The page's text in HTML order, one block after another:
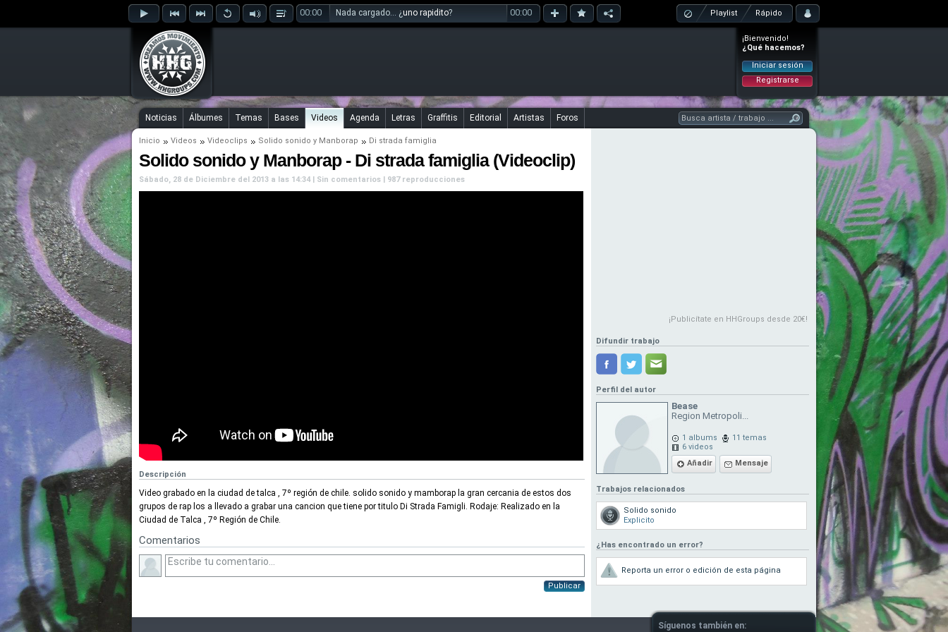
00:00 Nada cargado... ¿uno rapidito? 00:00 Playlist Rápido
¡Bienvenido!
¿Qué hacemos?
Iniciar sesión
Registrarse
Noticias Álbumes Temas Bases Videos Agenda Letras Graffitis Editorial Artistas Foros
Inicio Videos Videoclips Solido sonido y Manborap Di strada famiglia
Solido sonido y Manborap - Di strada famiglia (Videoclip)
Sábado, 28 de Diciembre del 2013 a las 14:34 | Sin comentarios | 987 reproducciones
Descripción
Video grabado en la ciudad de talca , 7º región de chile. solido sonido y mamborap la gran cercania de estos dos
grupos de rap los a llevado a grabar una cancion que tiene por titulo Di Strada Famigli. Rodaje: Realizado en la
Ciudad de Talca , 7º Región de Chile.
Comentarios
Publicar
¡Publicítate en HHGroups desde 20€!
Difundir trabajo
Perfil del autor
Bease
Region Metropoli...
1 albums
11 temas
6 videos
Añadir
Mensaje
Trabajos relacionados
Solido sonido
Explicito
¿Has encontrado un error?
Reporta un error o edición de esta página
Síguenos también en: